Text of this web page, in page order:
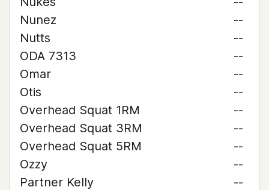
Nunez
--
Nutts
--
ODA 7313
--
Omar
--
Otis
--
Overhead Squat 1RM
--
Overhead Squat 3RM
--
Overhead Squat 5RM
--
Ozzy
--
Partner Kelly
--